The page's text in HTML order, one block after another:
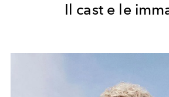
Il cast e le